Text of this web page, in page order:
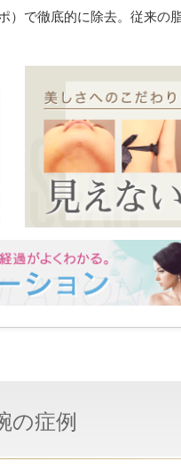
で徹底的に除去。従来の
の症例